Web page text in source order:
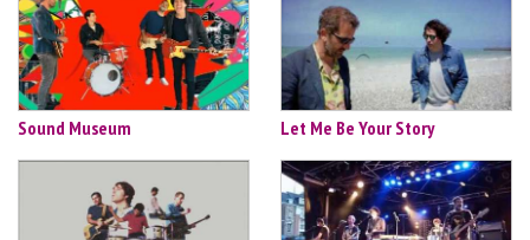
Sound Museum Let Me Be Your Story